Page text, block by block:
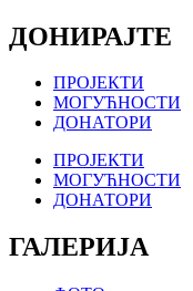
ДОНИРАЈТЕ
ПРОЈЕКТИ
МОГУЋНОСТИ
ДОНАТОРИ
ПРОЈЕКТИ
МОГУЋНОСТИ
ДОНАТОРИ
ГАЛЕРИЈА